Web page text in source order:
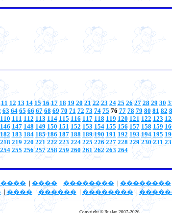
11 12 13 14 15 16 17 18 19 20 21 22 23 24 25 26 27 28 29 30
63 64 65 66 67 68 69 70 71 72 73 74 75 76 77 78 79 80 81 82
110 111 112 113 114 115 116 117 118 119 120 121 122 123
146 147 148 149 150 151 152 153 154 155 156 157 158 159
182 183 184 185 186 187 188 189 190 191 192 193 194 195
218 219 220 221 222 223 224 225 226 227 228 229 230 231
254 255 256 257 258 259 260 261 262 263 264
| ���� | �������� | ��������
|����|������| ��������|